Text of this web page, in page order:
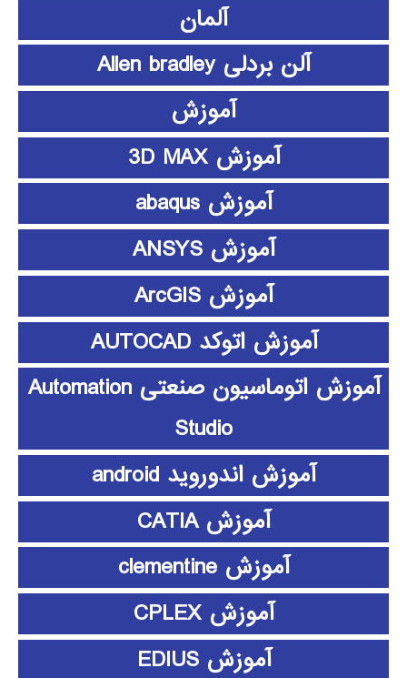
آلمان
آلن بردلی Allen bradley
آموزش
آموزش 3D MAX
آموزش abaqus
آموزش ANSYS
آموزش ArcGIS
آموزش اتوکد AUTOCAD
آموزش اتوماسیون صنعتی Automation
Studio
آموزش اندوروید android
آموزش CATIA
آموزش clementine
آموزش CPLEX
آموزش EDIUS